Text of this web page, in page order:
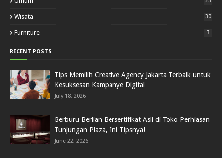
Wisata 30
Furniture 3
RECENT POSTS
Tips Memilih Creative Agency Jakarta Terbaik untuk
Kesuksesan Kampanye Digital
July 18, 2026
Berburu Berlian Bersertifikat Asli di Toko Perhiasan
Tunjungan Plaza, Ini Tipsnya!
June 22, 2026